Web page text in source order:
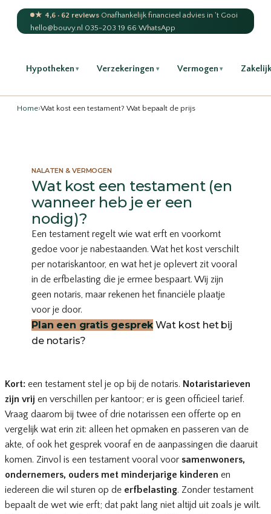
★ 4,6 · 62 reviews·Onafhankelijk financieel advies in 't Gooi
hello@bouvy.nl·035-203 19 66·WhatsApp
Hypotheken ▾ Verzekeringen ▾ Vermogen ▾
Home›Wat kost een testament? Wat bepaalt de prijs
NALATEN & VERMOGEN
Wat kost een testament (en
wanneer heb je er een
nodig)?
Een testament regelt wie wat erft en voorkomt
gedoe voor je nabestaanden. Wat het kost verschilt
per notariskantoor, en wat het je oplevert zit vooral
in de erfbelasting die je ermee bespaart. Wij zijn
geen notaris, maar rekenen het financiële plaatje
voor je door.
Plan een gratis gesprek Wat kost het bij
de notaris?
Kort: een testament stel je op bij de notaris. Notaristarieven
zijn vrij en verschillen per kantoor; er is geen officieel tarief.
Vraag daarom bij twee of drie notarissen een offerte op en
vergelijk wat erin zit: alleen het opmaken en passeren van de
akte, of ook het gesprek vooraf en de aanpassingen die daaruit
komen. Zinvol is een testament vooral voor samenwoners,
ondernemers, ouders met minderjarige kinderen en
iedereen die wil sturen op de erfbelasting. Zonder testament
bepaalt de wet wie erft; dat pakt lang niet altijd uit zoals je wilt.